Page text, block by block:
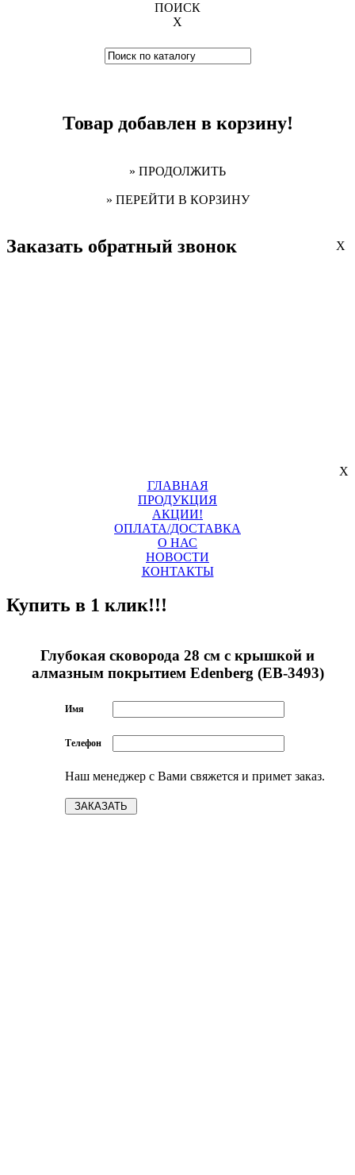
ПОИСК
X
Товар добавлен в корзину!
» ПРОДОЛЖИТЬ
» ПЕРЕЙТИ В КОРЗИНУ
Заказать обратный звонок X
X
ГЛАВНАЯ
ПРОДУКЦИЯ
АКЦИИ!
ОПЛАТА/ДОСТАВКА
О НАС
НОВОСТИ
КОНТАКТЫ
Купить в 1 клик!!!
Глубокая сковорода 28 см с крышкой и
алмазным покрытием Edenberg (EB-3493)
Имя
Телефон
Наш менеджер с Вами свяжется и примет заказ.